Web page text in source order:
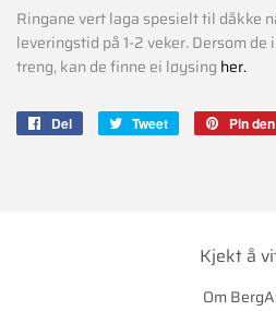
Ringane vert laga spesielt til dåkke
leveringstid på 1-2 veker. Dersom
treng, kan de finne ei løysing her.
Del Tweet
Tweet
Pin den
Kjekt å
Om